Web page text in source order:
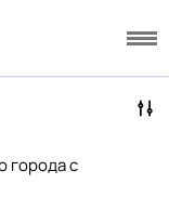
города с